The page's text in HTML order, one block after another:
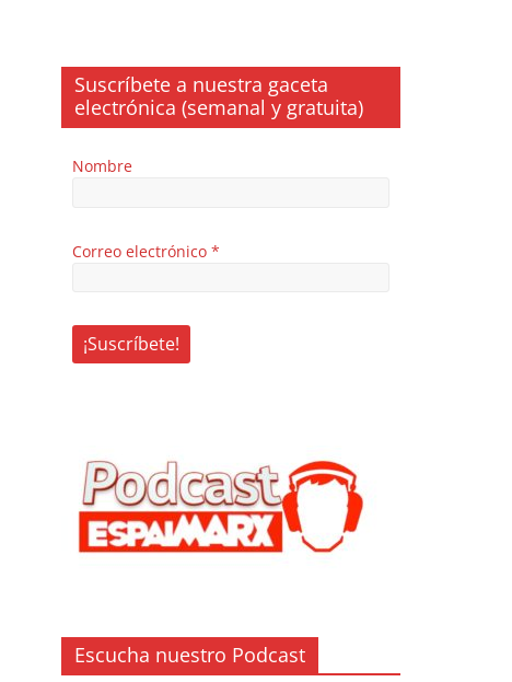
Suscríbete a nuestra gaceta
electrónica (semanal y gratuita)
Nombre
Correo electrónico *
Escucha nuestro Podcast